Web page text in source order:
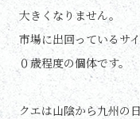
大きくなりません。
市場に出回っているサ
０歳程度の個体です。
クエは山陰から九州の